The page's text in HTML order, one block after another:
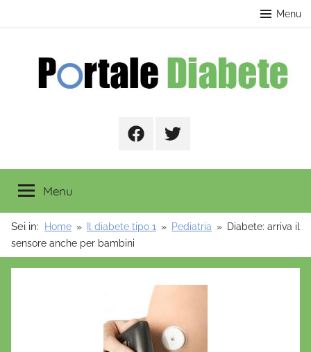
Menu
FacebookTwitter
Menu
Sei in: Home Il diabete tipo 1 Pediatria
Diabete: arriva il
sensore anche per bambini